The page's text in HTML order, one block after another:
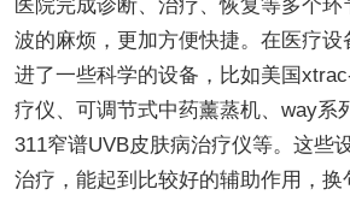
医院完成诊断、治疗、恢复等多个
波的麻烦，更加方便快捷。在医疗设
进了一些科学的设备，比如美国
疗仪、可调节式中药薰蒸机、way系
311窄谱UVB皮肤病治疗仪等。这些
治疗，能起到比较好的辅助作用，